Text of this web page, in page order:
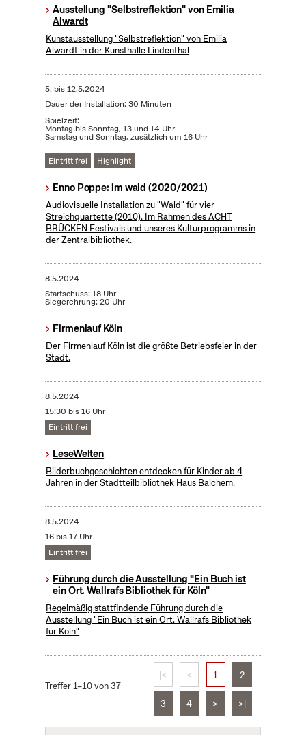
Ausstellung "Selbstreflektion" von Emilia
Alwardt
Kunstausstellung "Selbstreflektion" von Emilia
Alwardt in der Kunsthalle Lindenthal
5. bis12.5.2024
Dauer der Installation: 30 Minuten
Spielzeit:
Montag bis Sonntag, 13 und 14 Uhr
Samstag und Sonntag, zusätzlich um 16 Uhr
Eintritt frei Highlight
Enno Poppe: im wald (2020/2021)
Audiovisuelle Installation zu "Wald" für vier
Streichquartette (2010). Im Rahmen des ACHT
BRÜCKEN Festivals und unseres Kulturprogramms in
der Zentralbibliothek.
8.5.2024
Startschuss: 18 Uhr
Siegerehrung: 20 Uhr
Firmenlauf Köln
Der Firmenlauf Köln ist die größte Betriebsfeier in der
Stadt.
8.5.2024
15:30 bis 16 Uhr
Eintritt frei
LeseWelten
Bilderbuchgeschichten entdecken für Kinder ab 4
Jahren in der Stadtteilbibliothek Haus Balchem.
8.5.2024
16 bis 17 Uhr
Eintritt frei
Führung durch die Ausstellung "Ein Buch ist
ein Ort. Wallrafs Bibliothek für Köln"
Regelmäßig stattfindende Führung durch die
Ausstellung "Ein Buch ist ein Ort. Wallrafs Bibliothek
für Köln"
Treffer 1–10 von 37
|< < 1 2
3 4 > >|